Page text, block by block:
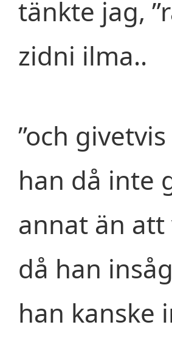
tänkte jag,
zidni ilma..
”och
han då inte
annat än att
då han
han kanske